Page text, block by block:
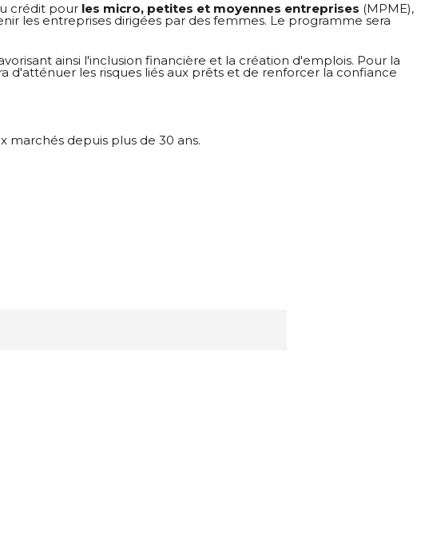
crédit pour les micro, petites et moyennes entreprises (MPME),
les entreprises dirigées par des femmes. Le programme sera
ainsi l'inclusion financière et la création d'emplois. Pour la
d'atténuer les risques liés aux prêts et de renforcer la confiance
depuis plus de 30 ans.
la newsletter et les communications d'Oporto Forte Group.